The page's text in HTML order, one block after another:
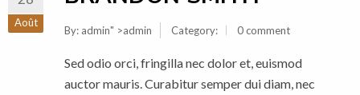
Août
By: admin" >admin Category: 0 comment
Sed odio orci, fringilla nec dolor et, euismod
auctor mauris. Curabitur semper dui diam, nec